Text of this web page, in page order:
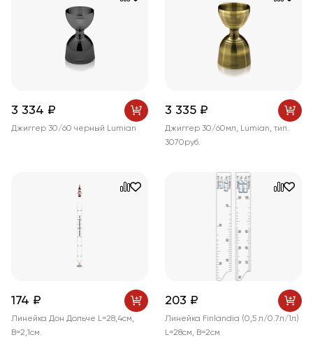
3 334 ₽
Джиггер 30/60 черный Lumian
3 335 ₽
Джиггер 30/60мл, Lumian, тип.
3070руб.
174 ₽
Линейка Дон Дольче L=28,4см,
В=2,1см.
203 ₽
Линейка Finlandia (0,5 л/0.7л/1л)
L=28см, B=2см